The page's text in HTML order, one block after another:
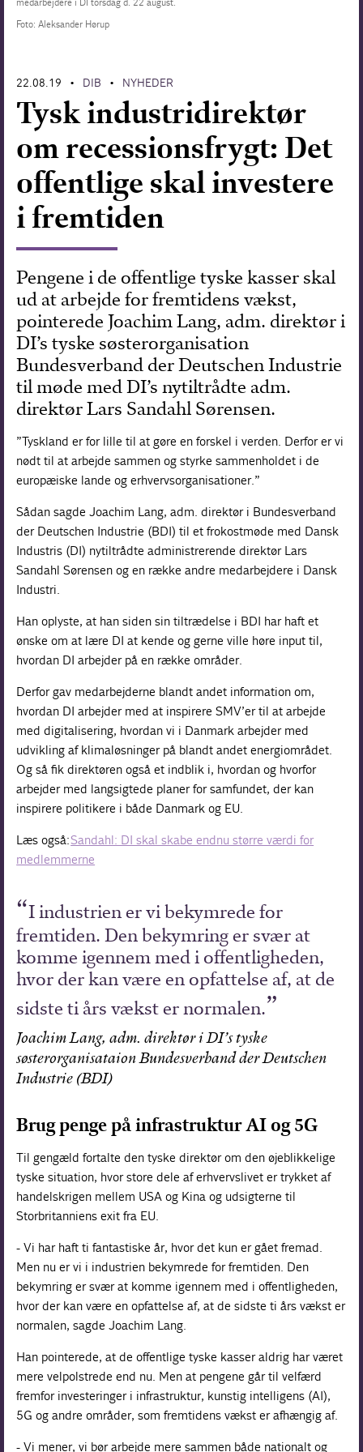
Forskning
Foto: Aleksander Hørup
22.08.19 • DIB • NYHEDER
Tysk industridirektør
om recessionsfrygt: Det
offentlige skal investere
i fremtiden
Pengene i de offentlige tyske kasser skal
ud at arbejde for fremtidens vækst,
pointerede Joachim Lang, adm. direktør i
DI’s tyske søsterorganisation
Bundesverband der Deutschen Industrie
til møde med DI’s nytiltrådte adm.
direktør Lars Sandahl Sørensen.
”Tyskland er for lille til at gøre en forskel i verden. Derfor er vi
nødt til at arbejde sammen og styrke sammenholdet i de
europæiske lande og erhvervsorganisationer.”
Sådan sagde Joachim Lang, adm. direktør i Bundesverband
der Deutschen Industrie (BDI) til et frokostmøde med Dansk
Industris (DI) nytiltrådte administrerende direktør Lars
Sandahl Sørensen og en række andre medarbejdere i Dansk
Industri.
Han oplyste, at han siden sin tiltrædelse i BDI har haft et
ønske om at lære DI at kende og gerne ville høre input til,
hvordan DI arbejder på en række områder.
Derfor gav medarbejderne blandt andet information om,
hvordan DI arbejder med at inspirere SMV’er til at arbejde
med digitalisering, hvordan vi i Danmark arbejder med
udvikling af klimaløsninger på blandt andet energiområdet.
Og så fik direktøren også et indblik i, hvordan og hvorfor
arbejder med langsigtede planer for samfundet, der kan
inspirere politikere i både Danmark og EU.
Læs også:Sandahl: DI skal skabe endnu større værdi for
medlemmerne
I industrien er vi bekymrede for
fremtiden. Den bekymring er svær at
komme igennem med i offentligheden,
hvor der kan være en opfattelse af, at de
sidste ti års vækst er normalen.
Joachim Lang, adm. direktør i DI’s tyske
søsterorganisataion Bundesverband der Deutschen
Industrie (BDI)
Brug penge på infrastruktur AI og 5G
Til gengæld fortalte den tyske direktør om den øjeblikkelige
tyske situation, hvor store dele af erhvervslivet er trykket af
handelskrigen mellem USA og Kina og udsigterne til
Storbritanniens exit fra EU.
- Vi har haft ti fantastiske år, hvor det kun er gået fremad.
Men nu er vi i industrien bekymrede for fremtiden. Den
bekymring er svær at komme igennem med i offentligheden,
hvor der kan være en opfattelse af, at de sidste ti års vækst er
normalen, sagde Joachim Lang.
Han pointerede, at de offentlige tyske kasser aldrig har været
mere velpolstrede end nu. Men at pengene går til velfærd
fremfor investeringer i infrastruktur, kunstig intelligens (AI),
5G og andre områder, som fremtidens vækst er afhængig af.
- Vi mener, vi bør arbejde mere sammen både nationalt og